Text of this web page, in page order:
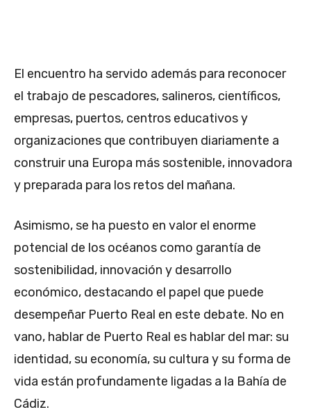
El encuentro ha servido además para reconocer
el trabajo de pescadores, salineros, científicos,
empresas, puertos, centros educativos y
organizaciones que contribuyen diariamente a
construir una Europa más sostenible, innovadora
y preparada para los retos del mañana.
Asimismo, se ha puesto en valor el enorme
potencial de los océanos como garantía de
sostenibilidad, innovación y desarrollo
económico, destacando el papel que puede
desempeñar Puerto Real en este debate. No en
vano, hablar de Puerto Real es hablar del mar: su
identidad, su economía, su cultura y su forma de
vida están profundamente ligadas a la Bahía de
Cádiz.